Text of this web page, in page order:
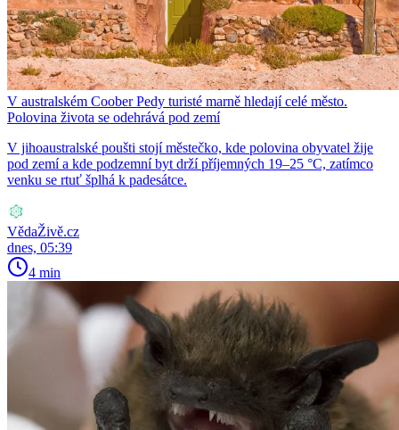
V australském Coober Pedy turisté marně hledají celé město.
Polovina života se odehrává pod zemí
V jihoaustralské poušti stojí městečko, kde polovina obyvatel žije
pod zemí a kde podzemní byt drží příjemných 19–25 °C, zatímco
venku se rtuť šplhá k padesátce.
VědaŽivě.cz
dnes, 05:39
4 min